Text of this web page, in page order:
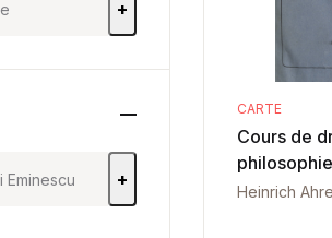
CARTE
Cours de
Heinrich
+
+